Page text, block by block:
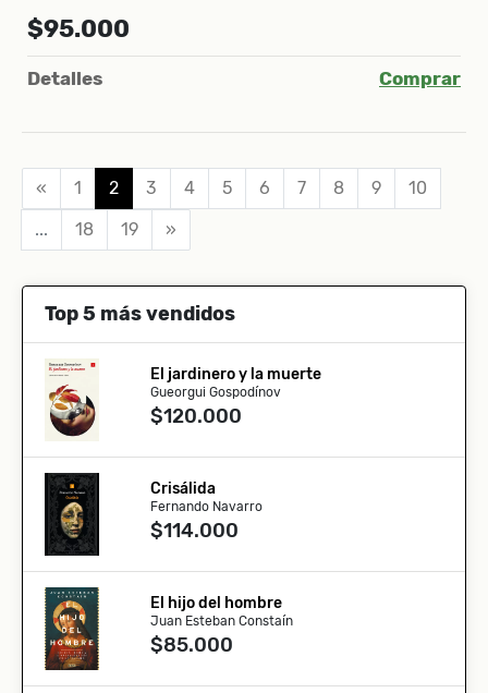
Top 5 más vendidos
El jardinero y la muerte
Gueorgui Gospodínov
$120.000
Crisálida
Fernando Navarro
$114.000
El hijo del hombre
Juan Esteban Constaín
$85.000
$95.000
Detalles Comprar
« 1 2 3 4 5 6 7 8 9
10
...
18 19 »